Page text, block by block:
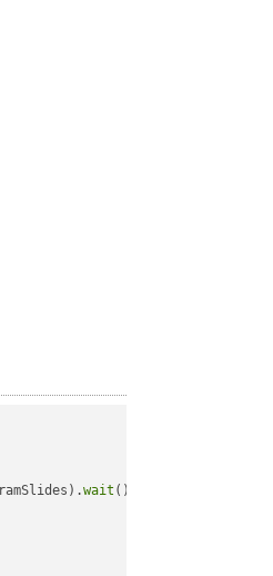
wait ();